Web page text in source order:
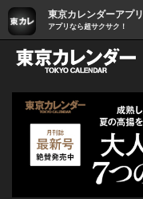
東京カレンダーアプリ
アプリなら超サクサク！